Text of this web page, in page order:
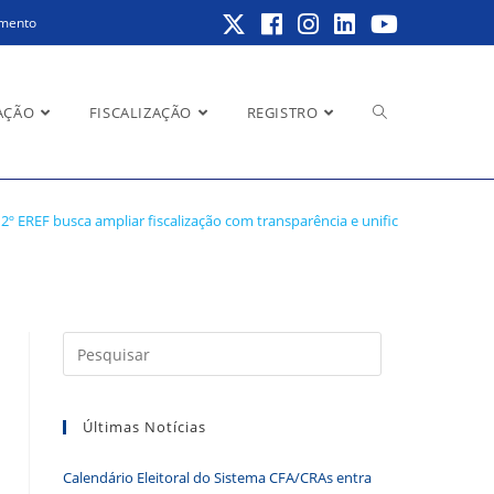
FISCALIZAÇÃO REGISTRO Alternar
pesquisa
do
unificação de
2º EREF busca ampliar fiscalização com transparência e unificação de
a
Últimas Notícias
Calendário Eleitoral do Sistema CFA/CRAs entra